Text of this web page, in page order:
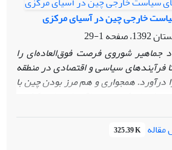
است. مقاله حاضر به دنبال تبیین
در جمهوری‌های آسیای مرکزی است تا
و گویایی از دیپلماسی آنکارا پرداخته و
ادراکات آن در قیاس با متغیرهای
خارجی چین در آسیای مرکزی
1-29
جماهیر شوروی فرصت فوق‌العاده‌ای را
فرآیندهای سیاسی و اقتصادی در منطقه
درآورد.همجواری و هم مرز بودن چین با
توام با رشد سریع‌ اقتصادی این کشور،
این کشورها با چین موجب شده است. به
چین و کشورهای این منطقه از روند جهان
پکن مستثنی‌ نیست. وجود منابع قابل
325.39 K